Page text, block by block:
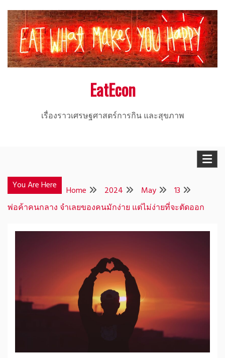
Skip
content
EatEcon
เรื่องราวเศรษฐศาสตร์การกิน และสุขภาพ
You Are Here Home 2024 May
13
พ่อค้าคนกลาง จำเลยของคนมักง่าย แต่ไม่ง่ายที่จะตัดออก